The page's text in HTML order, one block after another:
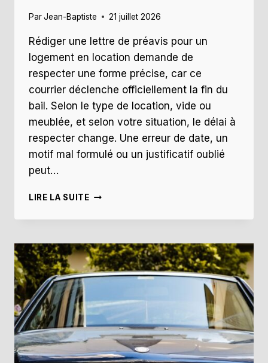
ParJean-Baptiste 21 juillet 2026
Rédiger une lettre de préavis pour un
logement en location demande de
respecter une forme précise, car ce
courrier déclenche officiellement la fin du
bail. Selon le type de location, vide ou
meublée, et selon votre situation, le délai à
respecter change. Une erreur de date, un
motif mal formulé ou un justificatif oublié
peut…
LIRE LA SUITELETTRE
PRÉAVIS
UN
LOGEMENT
ET
DÉPART
:
QUE
LA